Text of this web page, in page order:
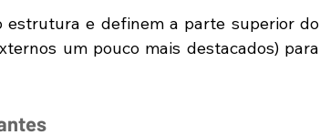
estrutura e definem a parte superior do
um pouco mais destacados) para